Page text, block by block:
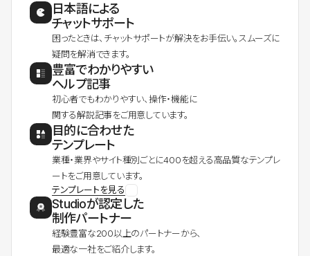
日本語による
チャットサポート
困ったときは、チャットサポートが解決をお手伝い。スムーズに
疑問を解消できます。
豊富でわかりやすい
ヘルプ記事
初心者でもわかりやすい、操作・機能に
関する解説記事をご用意しています。
目的に合わせた
テンプレート
業種・業界やサイト種別ごとに400を超える高品質なテンプレ
ートをご用意しています。
テンプレートを見る
Studioが認定した
制作パートナー
経験豊富な200以上のパートナーから、
最適な一社をご紹介します。